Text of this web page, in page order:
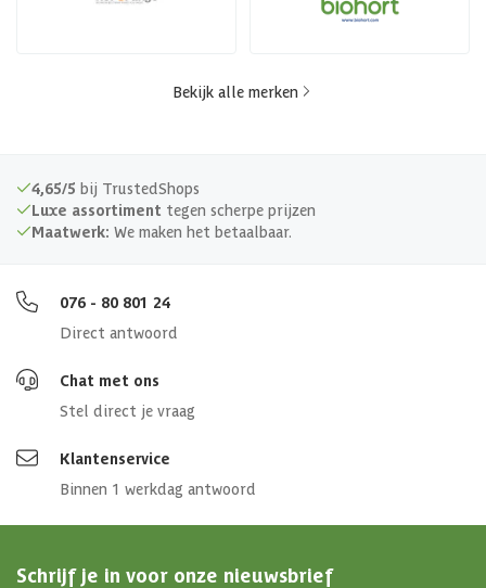
Bekijk alle merken
4,65/5 bij TrustedShops
Luxe assortiment tegen scherpe prijzen
Maatwerk: We maken het betaalbaar.
076 - 80 801 24
Direct antwoord
Chat met ons
Stel direct je vraag
Klantenservice
Binnen 1 werkdag antwoord
Schrijf je in voor onze nieuwsbrief